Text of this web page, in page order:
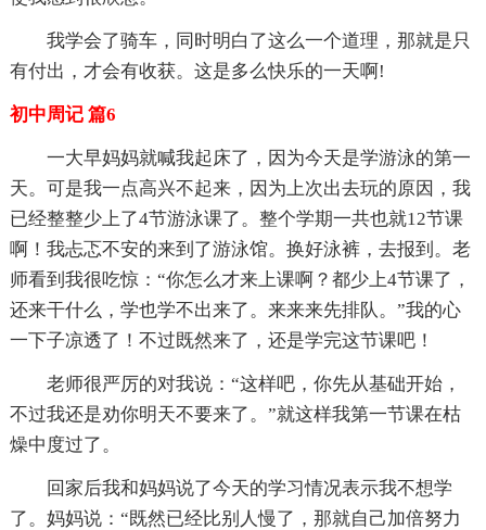
我学会了骑车，同时明白了这么一个道理，那就是只
有付出，才会有收获。这是多么快乐的一天啊!
初中周记 篇6
一大早妈妈就喊我起床了，因为今天是学游泳的第一
天。可是我一点高兴不起来，因为上次出去玩的原因，我
已经整整少上了4节游泳课了。整个学期一共也就12节课
啊！我忐忑不安的来到了游泳馆。换好泳裤，去报到。老
师看到我很吃惊：“你怎么才来上课啊？都少上4节课了，
还来干什么，学也学不出来了。来来来先排队。”我的心
一下子凉透了！不过既然来了，还是学完这节课吧！
老师很严厉的对我说：“这样吧，你先从基础开始，
不过我还是劝你明天不要来了。”就这样我第一节课在枯
燥中度过了。
回家后我和妈妈说了今天的学习情况表示我不想学
了。妈妈说：“既然已经比别人慢了，那就自己加倍努力